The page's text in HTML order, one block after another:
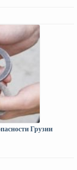
Грузии